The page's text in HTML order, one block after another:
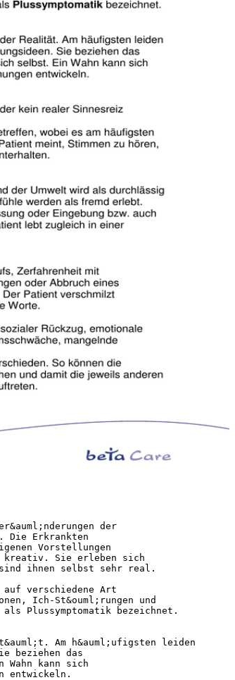
der
Die Erkrankten
Vorstellungen
kreativ. Sie erleben sich
sind ihnen selbst sehr real.
verschiedene Art
Ich-St&ouml;rungen und
als Plussymptomatik bezeichnet.
Am h&auml;ufigsten leiden
beziehen das
kann sich
entwickeln.